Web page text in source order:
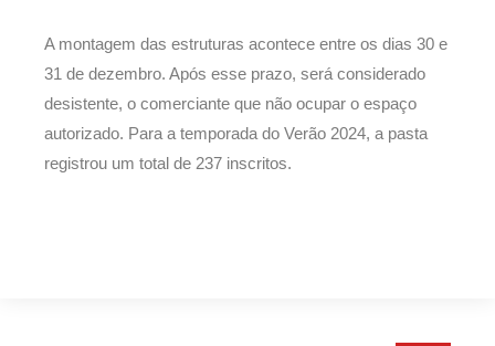
A montagem das estruturas acontece entre os dias 30 e
31 de dezembro. Após esse prazo, será considerado
desistente, o comerciante que não ocupar o espaço
autorizado. Para a temporada do Verão 2024, a pasta
registrou um total de 237 inscritos.